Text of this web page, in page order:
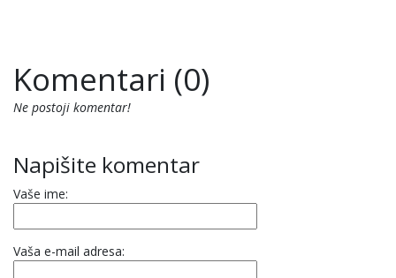
Komentari (0)
Ne postoji komentar!
Napišite komentar
Vaše ime:
Vaša e-mail adresa: